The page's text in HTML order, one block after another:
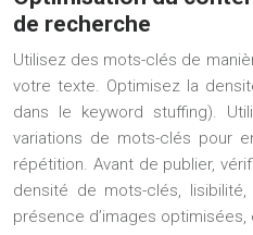
de recherche
Utilisez des mots-clés de
votre texte. Optimisez la
dans le keyword stuffing).
variations de mots-clés pour
répétition. Avant de publier,
densité de mots-clés,
présence d’images optimisées,